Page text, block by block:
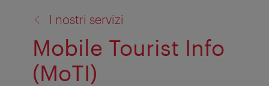
I nostri servizi
Mobile Tourist Info
(MoTI)